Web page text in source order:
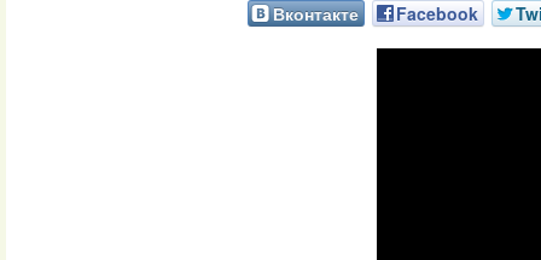
Вконтакте Facebook